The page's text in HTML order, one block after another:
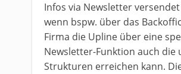
Infos via Newsletter
wenn bspw. über das
Firma die Upline über eine
Newsletter-Funktion auch die
Strukturen erreichen kann.